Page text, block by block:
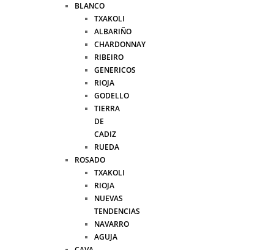
BLANCO
TXAKOLI
ALBARIÑO
CHARDONNAY
RIBEIRO
GENERICOS
RIOJA
GODELLO
TIERRA
DE
CADIZ
RUEDA
ROSADO
TXAKOLI
RIOJA
NUEVAS
TENDENCIAS
NAVARRO
AGUJA